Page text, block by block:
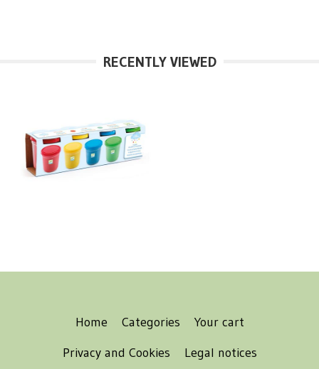
RECENTLY VIEWED
Home Categories
Your cart
Privacy and Cookies
Legal notices